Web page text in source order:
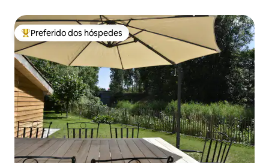
Entre os melhores preferidos dos hóspedes
Preferido dos hóspedes